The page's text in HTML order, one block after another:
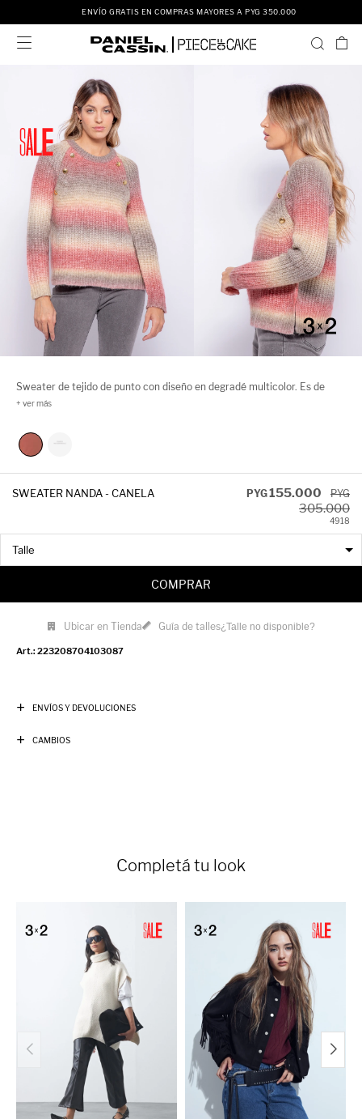
ENVÍO GRATIS EN COMPRAS MAYORES A PYG 350.000

Sweater de tejido de punto con diseño en degradé multicolor. Es de
manga larga y cuello redondo. Cuenta con seis botones metálicos y es
SWEATER NANDA - CANELA PYG155.000 PYG
305.000
4918
COMPRAR
Ubicar en Tienda Guía de talles¿Talle no disponible?
223208704103087
ENVÍOS Y DEVOLUCIONES
CAMBIOS
Completá tu look